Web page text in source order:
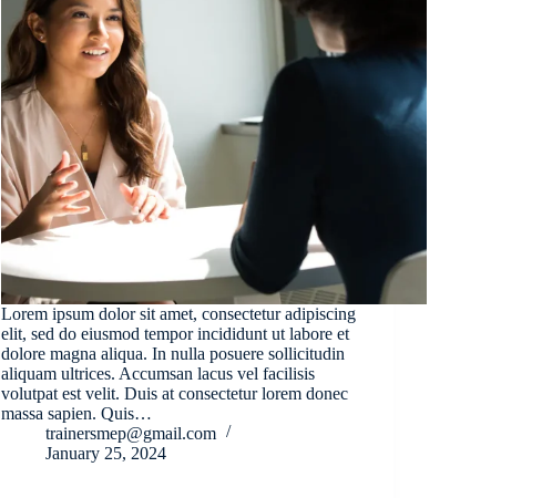
Lorem ipsum dolor sit amet, consectetur adipiscing
elit, sed do eiusmod tempor incididunt ut labore et
dolore magna aliqua. In nulla posuere sollicitudin
aliquam ultrices. Accumsan lacus vel facilisis
volutpat est velit. Duis at consectetur lorem donec
massa sapien. Quis…
trainersmep@gmail.com
January 25, 2024